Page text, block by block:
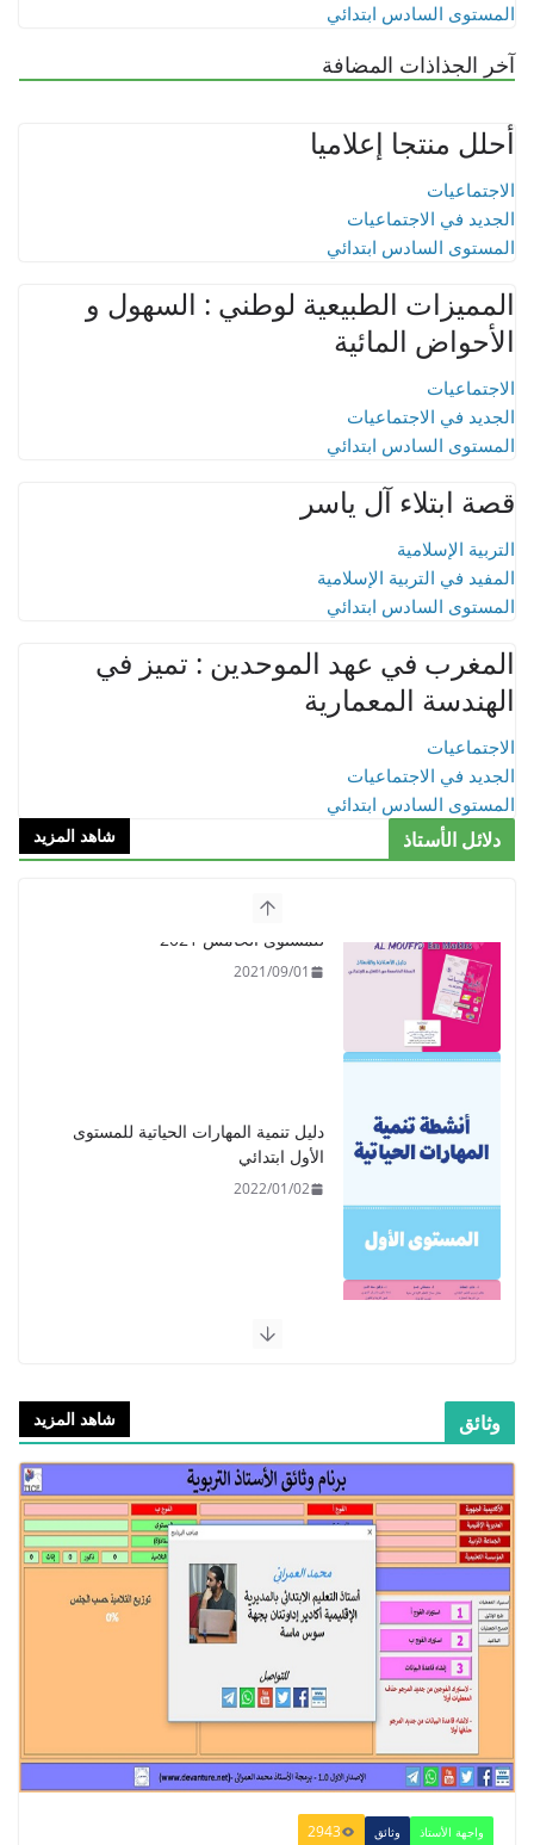
المستوى السادس ابتدائي
آخر الجذاذات المضافة
أحلل منتجا إعلاميا
الاجتماعيات
الجديد في الاجتماعيات
المستوى السادس ابتدائي
المميزات الطبيعية لوطني : السهول و
الأحواض المائية
الاجتماعيات
الجديد في الاجتماعيات
المستوى السادس ابتدائي
قصة ابتلاء آل ياسر
التربية الإسلامية
المفيد في التربية الإسلامية
المستوى السادس ابتدائي
المغرب في عهد الموحدين : تميز في
الهندسة المعمارية
الاجتماعيات
الجديد في الاجتماعيات
المستوى السادس ابتدائي
دلائل الأستاذ شاهد المزيد
-2021
2021/09/01
الحياتية
2022/01/02
وثائق شاهد المزيد
واجهة الأستاذ وثائق 2943